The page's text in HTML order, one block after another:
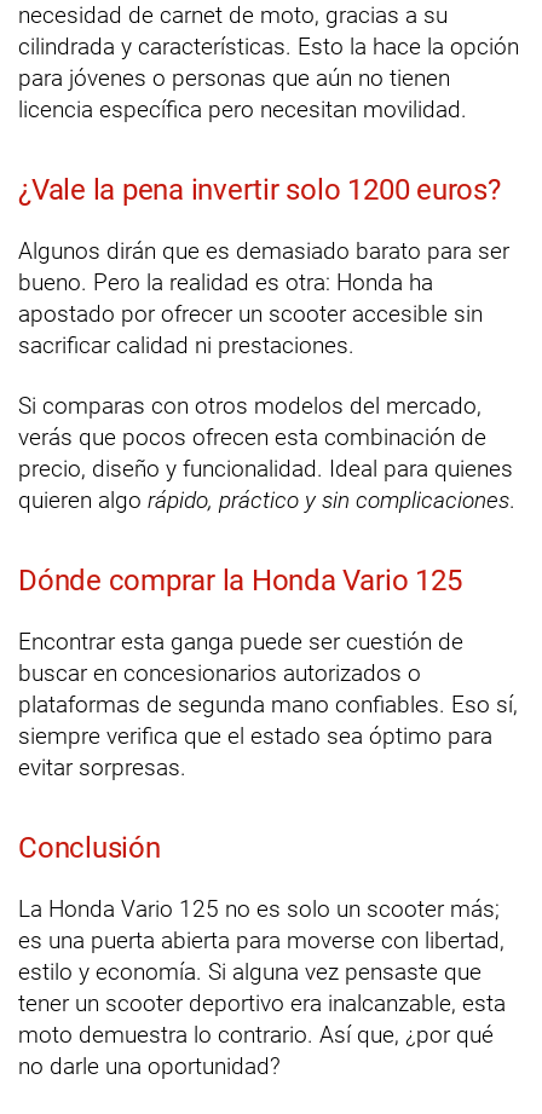
necesidad de carnet de moto, gracias a su
cilindrada y características. Esto la hace la opción
para jóvenes o personas que aún no tienen
licencia específica pero necesitan movilidad.
¿Vale la pena invertir solo 1200 euros?
Algunos dirán que es demasiado barato para ser
bueno. Pero la realidad es otra: Honda ha
apostado por ofrecer un scooter accesible sin
sacrificar calidad ni prestaciones.
Si comparas con otros modelos del mercado,
verás que pocos ofrecen esta combinación de
precio, diseño y funcionalidad. Ideal para quienes
quieren algo rápido, práctico y sin complicaciones.
Dónde comprar la Honda Vario 125
Encontrar esta ganga puede ser cuestión de
buscar en concesionarios autorizados o
plataformas de segunda mano confiables. Eso sí,
siempre verifica que el estado sea óptimo para
evitar sorpresas.
Conclusión
La Honda Vario 125 no es solo un scooter más;
es una puerta abierta para moverse con libertad,
estilo y economía. Si alguna vez pensaste que
tener un scooter deportivo era inalcanzable, esta
moto demuestra lo contrario. Así que, ¿por qué
no darle una oportunidad?